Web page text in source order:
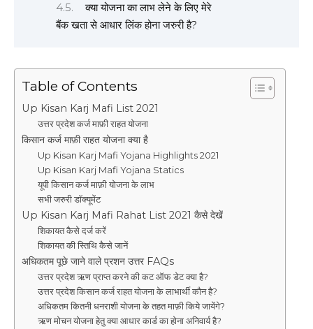
क्या योजना का लाभ लेने के लिए मेरे
बैंक खता से आधार लिंक होना जरुरी है?
Table of Contents
Up Kisan Karj Mafi List 2021
उत्तर प्रदेश कर्ज माफ़ी राहत योजना
किसान कर्ज माफ़ी राहत योजना क्या है
Up Kisan Karj Mafi Yojana Highlights 2021
Up Kisan Karj Mafi Yojana Statics
यूपी किसान कर्ज माफ़ी योजना के लाभ
सभी जरुरी डॉक्यूमेंट
Up Kisan Karj Mafi Rahat List 2021 कैसे देखें
शिकायत कैसे दर्ज करें
शिकायत की स्तिथि कैसे जानें
अधिकतम पूछे जाने वाले प्रशन उत्तर FAQs
उत्तर प्रदेश ऋण प्राप्त करने की कट ऑफ डेट क्या है?
उत्तर प्रदेश किसान कर्ज राहत योजना के लाभार्थी कौन है?
अधिकतम कितनी धनराशी योजना के तहत माफ़ी किये जायेंगे?
ऋण मोचन योजना हेतु क्या आधार कार्ड का होना अनिवार्य है?